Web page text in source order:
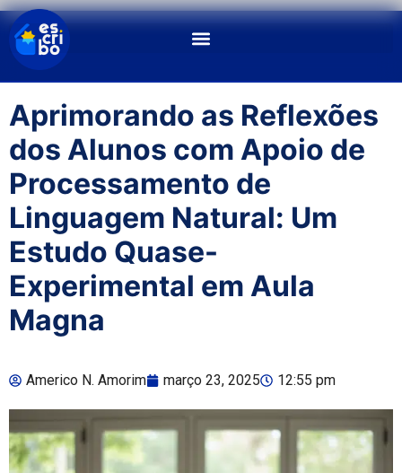
Aprimorando as Reflexões
dos Alunos com Apoio de
Processamento de
Linguagem Natural: Um
Estudo Quase-
Experimental em Aula
Magna
Americo N. Amorim março 23, 2025 12:55 pm